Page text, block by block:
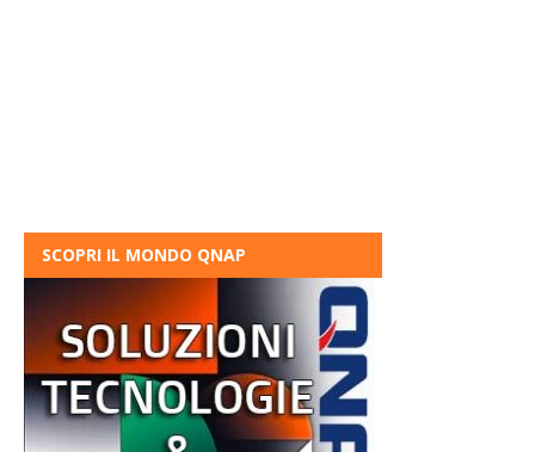
SCOPRI IL MONDO QNAP